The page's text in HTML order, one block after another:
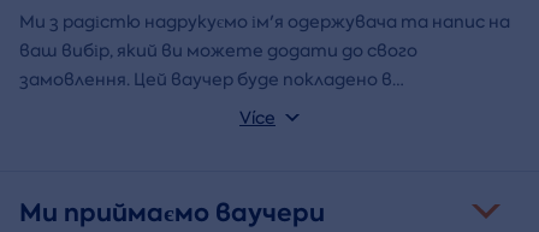
Ми з радістю надрукуємо ім'я одержувача та напис на
ваш вибір, який ви можете додати до свого
замовлення. Цей ваучер буде покладено в
подарунковий конверт і надіслано безпосередньо вам.
Více
Ми приймаємо ваучери